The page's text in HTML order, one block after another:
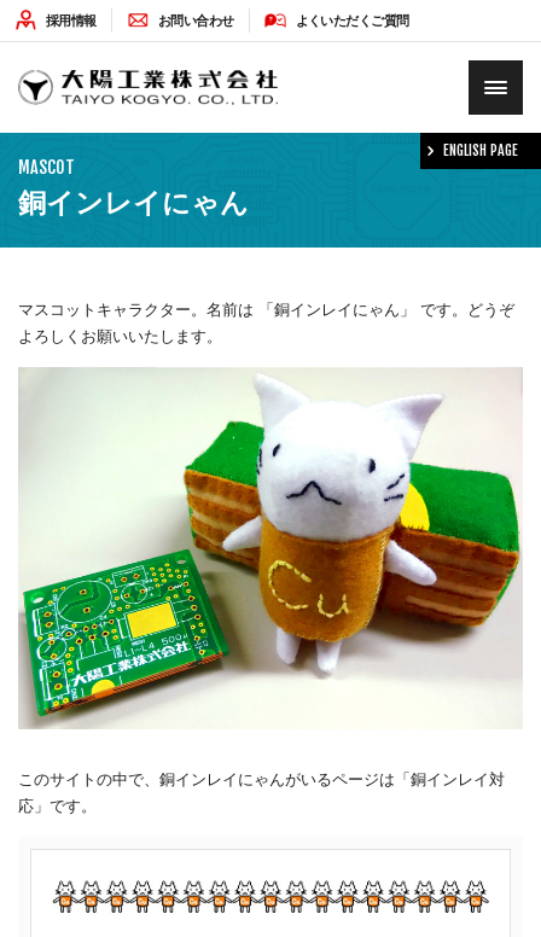
採用情報 お問い合わせ よくいただくご質問
企業情報
最新情報
MASCOT
銅インレイにゃん
ENGLISH PAGE
マスコットキャラクター。名前は 「銅インレイにゃん」 です。どうぞ
よろしくお願いいたします。
このサイトの中で、銅インレイにゃんがいるページは「銅インレイ対
応」です。